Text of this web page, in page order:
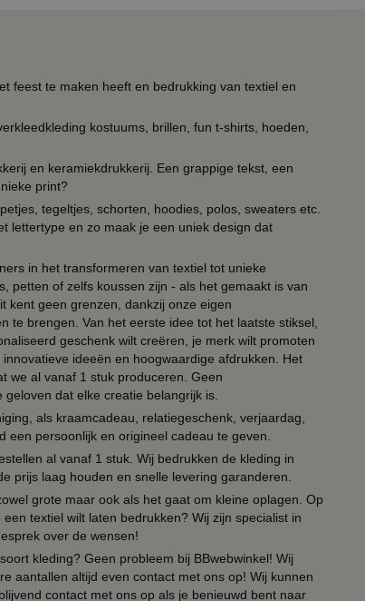
feest te maken heeft en bedrukking van textiel en
kostuums, brillen, fun t-shirts, hoeden,
en keramiekdrukkerij. Een grappige tekst, een
print?
tegeltjes, schorten, hoodies, polos, sweaters etc.
lettertype en zo maak je een uniek design dat
in het transformeren van textiel tot unieke
petten of zelfs koussen zijn - als het gemaakt is van
kent geen grenzen, dankzij onze eigen
te brengen. Van het eerste idee tot het laatste stiksel,
geschenk wilt creëren, je merk wilt promoten
ideeën en hoogwaardige afdrukken. Het
we al vanaf 1 stuk produceren. Geen
dat elke creatie belangrijk is.
als kraamcadeau, relatiegeschenk, verjaardag,
een persoonlijk en origineel cadeau te geven.
al vanaf 1 stuk. Wij bedrukken de kleding in
prijs laag houden en snelle levering garanderen.
grote maar ook als het gaat om kleine oplagen. Op
textiel wilt laten bedrukken? Wij zijn specialist in
over de wensen!
kleding? Geen probleem bij BBwebwinkel! Wij
aantallen altijd even contact met ons op! Wij kunnen
contact met ons op als je benieuwd bent naar